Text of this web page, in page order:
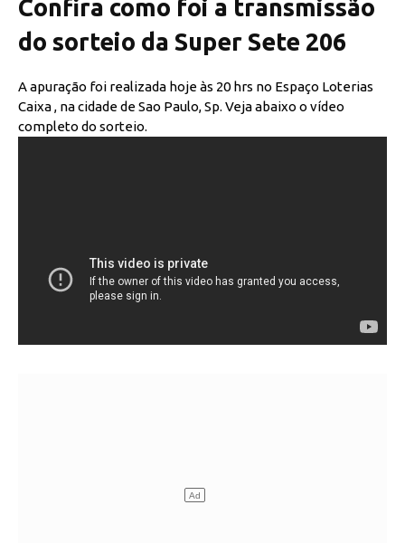
Confira como foi a transmissão
do sorteio da Super Sete 206
A apuração foi realizada hoje às 20 hrs no Espaço Loterias
Caixa , na cidade de Sao Paulo, Sp. Veja abaixo o vídeo
completo do sorteio.